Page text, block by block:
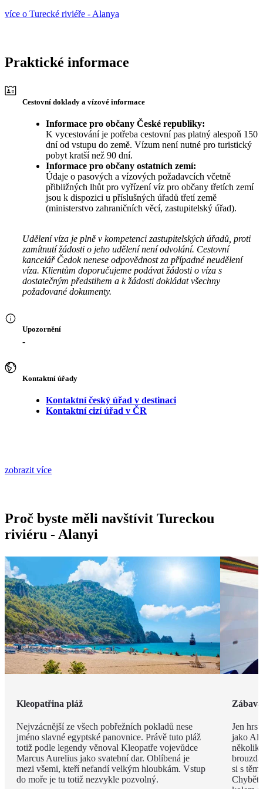
více o Turecké riviéře - Alanya
Praktické informace
Cestovní doklady a vízové informace
Informace pro občany České republiky:
K vycestování je potřeba cestovní pas platný alespoň 150
dní od vstupu do země. Vízum není nutné pro turistický
pobyt kratší než 90 dní.
Informace pro občany ostatních zemí:
Údaje o pasových a vízových požadavcích včetně
přibližných lhůt pro vyřízení víz pro občany třetích zemí
jsou k dispozici u příslušných úřadů třetí země
(ministerstvo zahraničních věcí, zastupitelský úřad).
Udělení víza je plně v kompetenci zastupitelských úřadů, proti
zamítnutí žádosti o jeho udělení není odvolání. Cestovní
kancelář Čedok nenese odpovědnost za případné neudělení
víza. Klientům doporučujeme podávat žádosti o víza s
dostatečným předstihem a k žádosti dokládat všechny
požadované dokumenty.
Upozornění
-
Kontaktní úřady
Kontaktní český úřad v destinaci
Kontaktní cizí úřad v ČR
zobrazit více
Proč byste měli navštívit Tureckou
riviéru - Alanyi
Kleopatřina pláž
Nejvzácnější ze všech pobřežních pokladů nese
jméno slavné egyptské panovnice. Právě tuto pláž
totiž podle legendy věnoval Kleopatře vojevůdce
Marcus Aurelius jako svatební dar. Oblíbená je
mezi všemi, kteří nefandí velkým hloubkám. Vstup
do moře je tu totiž nezvykle pozvolný.
Jen
jako
si s
Chybět